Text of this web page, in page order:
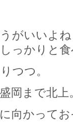
がいいよ
っかりと
つつ。
岡まで北上
向かって